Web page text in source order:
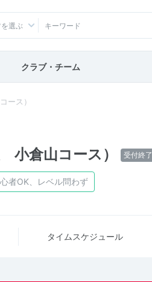
選ぶ
クラブ・チーム
ース）
倉山コース） 受付終了
者OK、レベル問わず
タイム スケジュール